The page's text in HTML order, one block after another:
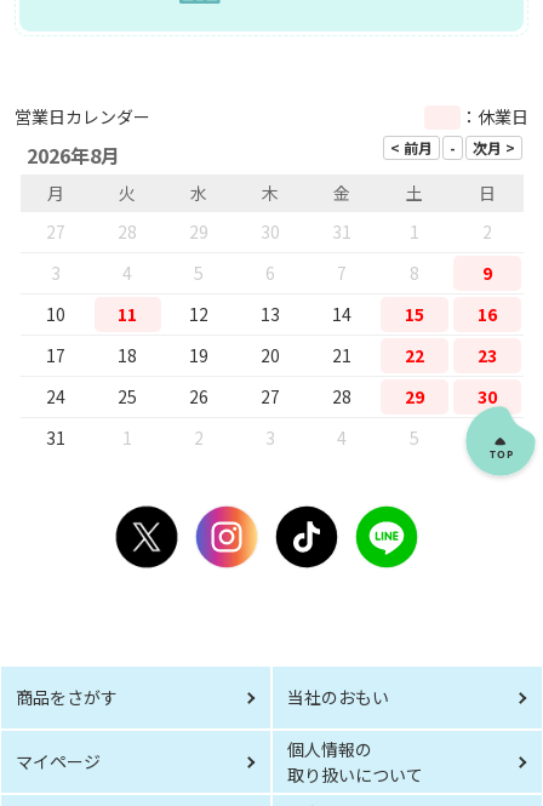
営業日カレンダー ：休業日
2026年8月
月 火 水 木 金 土
日
27
28 29 30 31 1
2
3
4 5 6 7 8
9
10
11 12 13 14 15
16
17
18 19 20 21 22
23
24
25 26 27 28 29
30
31
1 2 3 4 5
商品をさがす 当社のおもい
マイページ
個人情報の
取り扱いについて